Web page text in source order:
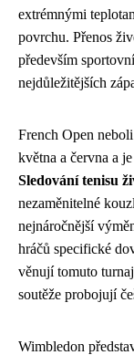
extrémnými
povrchu. Přenos
především
nejdůležitějších
French Open
května a června a
Sledování tenisu
nezaměnitelné
nejnáročnější
hráčů specifické
věnují tomuto
soutěže probojují
Wimbledon